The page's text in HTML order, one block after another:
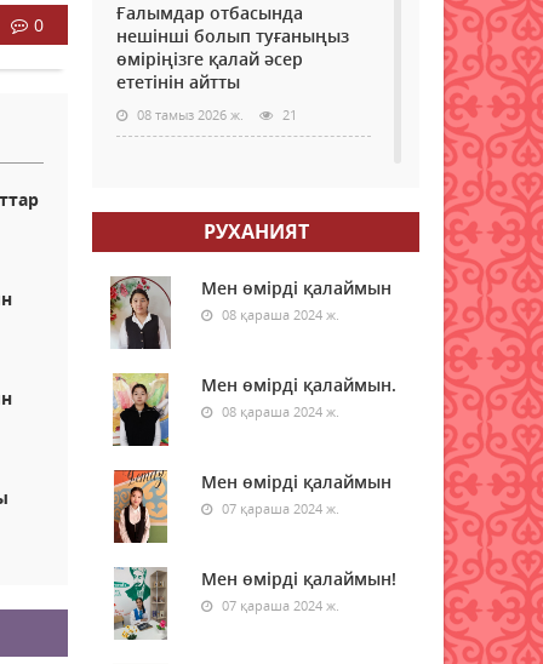
0
Ғалымдар отбасында
нешінші болып туғаныңыз
өміріңізге қалай әсер
ететінін айтты
08 тамыз 2026 ж. 21
көліктерді әкелуге тыйым
салынады?
08 тамыз 2026 ж.
Гранттан қағылған
талапкерлерге тағы бір
мүмкіндік: 4 мыңнан астам
грант бар
08 тамыз 2026 ж.
Азаматтық белсенділік – ел
болашағының кепілі
08 тамыз 2026 ж.
Аудан әкімі азаматтарды
жеке мәселелері бойынша
РУХАНИЯТ
Мен өмірді қалаймын
08 қараша 2024 ж.
Мен өмірді қалаймын.
08 қараша 2024 ж.
Мен өмірді қалаймын
07 қараша 2024 ж.
Мен өмірді қалаймын!
07 қараша 2024 ж.